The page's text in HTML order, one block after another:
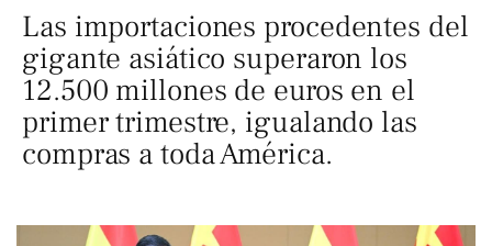
Las importaciones procedentes del
gigante asiático superaron los
12.500 millones de euros en el
primer trimestre, igualando las
compras a toda América.